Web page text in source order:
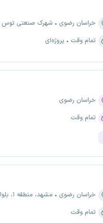
خراسان رضوی
شهرک صنعتی توس
تمام وقت
پروژه‌ای
خراسان رضوی
تمام وقت
خراسان رضوی
مشهد، منطقه ۱، بلوار سجاد
تمام وقت